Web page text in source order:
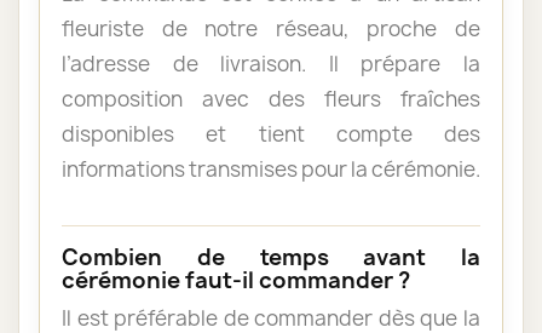
fleuriste de notre réseau, proche de
l’adresse de livraison. Il prépare la
composition avec des fleurs fraîches
disponibles et tient compte des
informations transmises pour la cérémonie.
Combien de temps avant la
cérémonie faut-il commander ?
Il est préférable de commander dès que la